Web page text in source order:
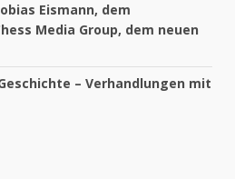
Eismann, dem
Media Group, dem neuen
– Verhandlungen mit